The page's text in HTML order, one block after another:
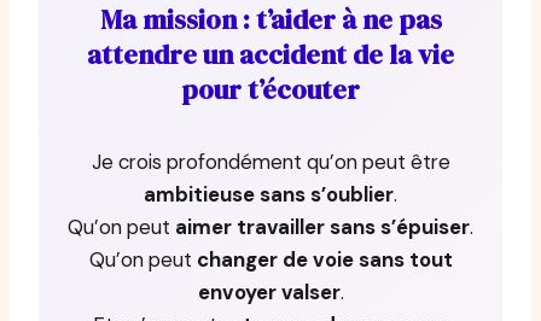
Ma mission : t’aider à ne pas
attendre un accident de la vie
pour t’écouter
Je crois profondément qu’on peut être
ambitieuse sans s’oublier.
Qu’on peut aimer travailler sans s’épuiser.
Qu’on peut changer de voie sans tout
envoyer valser.